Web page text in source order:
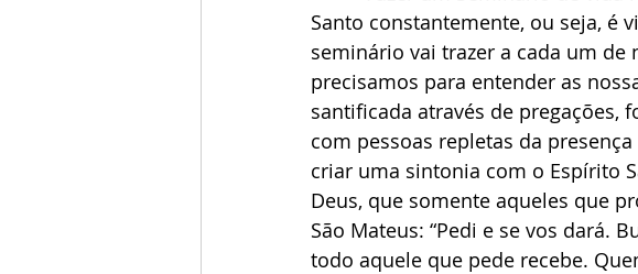
Santo constantemente, ou seja, é
seminário vai trazer a cada um
precisamos para entender as
santificada através de pregações,
com pessoas repletas da
criar uma sintonia com o Espírito
Deus, que somente aqueles que
São Mateus: “Pedi e se vos dará.
todo aquele que pede recebe.